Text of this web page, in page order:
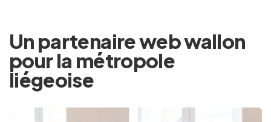
Un partenaire web wallon
pour la métropole
liégeoise